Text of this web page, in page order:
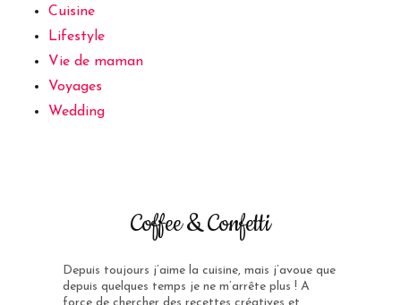
Cuisine
Lifestyle
Vie de maman
Voyages
Wedding
Coffee & Confetti
Depuis toujours j’aime la cuisine, mais j’avoue que
depuis quelques temps je ne m’arrête plus ! A